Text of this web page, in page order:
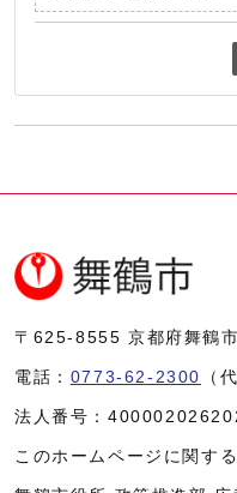
〒625-8555 京都府舞鶴
電話： 0773-62-2300 （
法人番号：
このホームページに関す